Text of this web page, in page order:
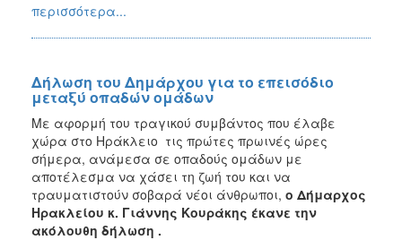
περισσότερα...
Δήλωση του Δημάρχου για το επεισόδιο
μεταξύ οπαδών ομάδων
Με αφορμή του τραγικού συμβάντος που έλαβε
χώρα στο Ηράκλειο τις πρώτες πρωινές ώρες
σήμερα, ανάμεσα σε οπαδούς ομάδων με
αποτέλεσμα να χάσει τη ζωή του και να
τραυματιστούν σοβαρά νέοι άνθρωποι, ο Δήμαρχος
Ηρακλείου κ. Γιάννης Κουράκης έκανε την
ακόλουθη δήλωση .